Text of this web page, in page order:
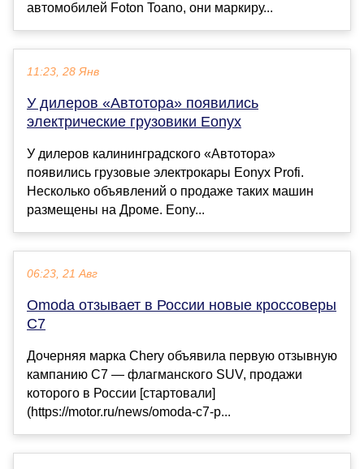
автомобилей Foton Toano, они маркиру...
11:23, 28 Янв
У дилеров «Автотора» появились
электрические грузовики Eonyx
У дилеров калининградского «Автотора»
появились грузовые электрокары Eonyx Profi.
Несколько объявлений о продаже таких машин
размещены на Дроме. Eony...
06:23, 21 Авг
Omoda отзывает в России новые кроссоверы
C7
Дочерняя марка Chery объявила первую отзывную
кампанию C7 — флагманского SUV, продажи
которого в России [стартовали]
(https://motor.ru/news/omoda-c7-p...